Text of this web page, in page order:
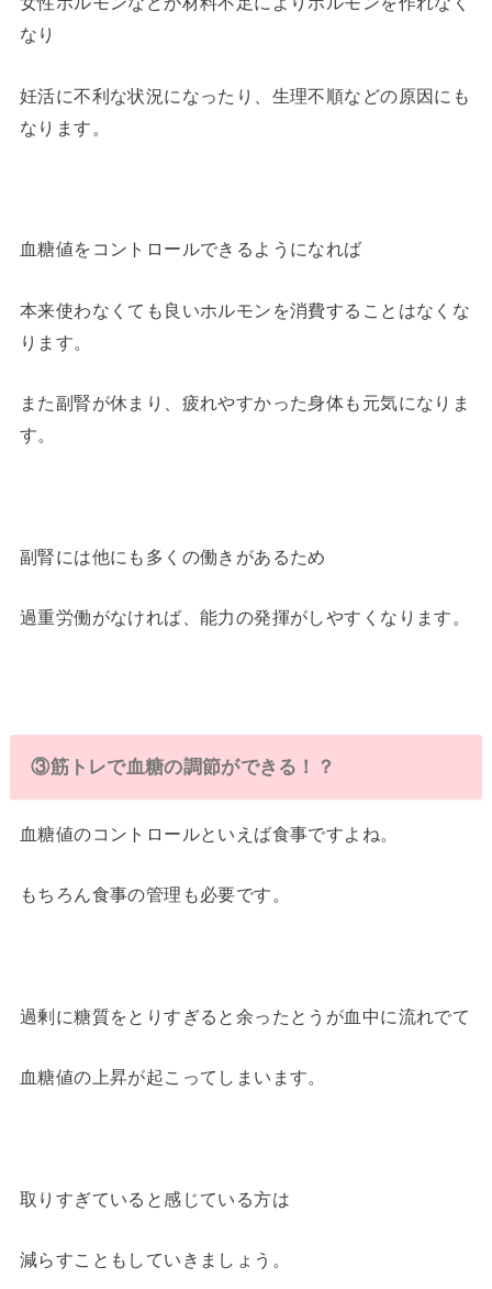
なり
妊活に不利な状況になったり、生理不順などの原因にも
なります。
血糖値をコントロールできるようになれば
本来使わなくても良いホルモンを消費することはなくな
ります。
また副腎が休まり、疲れやすかった身体も元気になりま
す。
副腎には他にも多くの働きがあるため
過重労働がなければ、能力の発揮がしやすくなります。
③筋トレで血糖の調節ができる！？
血糖値のコントロールといえば食事ですよね。
もちろん食事の管理も必要です。
過剰に糖質をとりすぎると余ったとうが血中に流れでて
血糖値の上昇が起こってしまいます。
取りすぎていると感じている方は
減らすこともしていきましょう。